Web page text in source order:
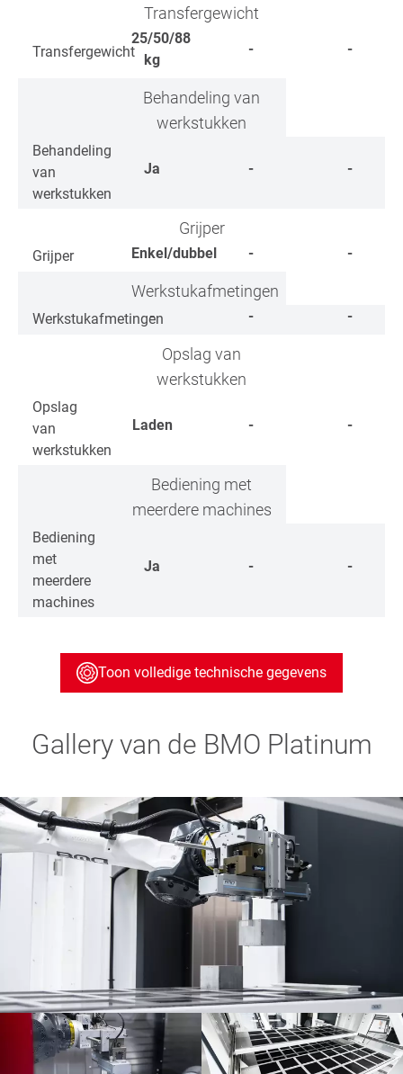
Transfergewicht
Transfergewicht
25/50/88
kg
- -
Behandeling van
werkstukken
Behandeling
van
werkstukken
Ja - -
Grijper
Grijper Enkel/dubbel - -
Werkstukafmetingen
Werkstukafmetingen
- - -
Opslag van
werkstukken
Opslag
van
werkstukken
Laden - -
Bediening met
meerdere machines
Bediening
met
meerdere
machines
Ja - -
Toon volledige technische gegevens
Gallery van de BMO Platinum